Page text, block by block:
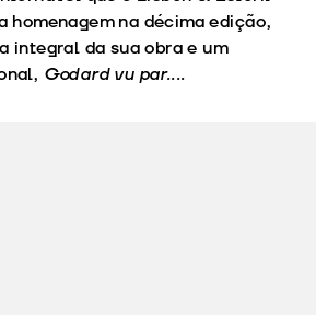
homenagem na décima edição,
integral da sua obra e um
Godard vu par....